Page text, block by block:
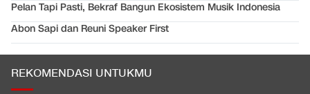
Pelan Tapi Pasti, Bekraf Bangun Ekosistem Musik Indonesia
Abon Sapi dan Reuni Speaker First
REKOMENDASI UNTUKMU